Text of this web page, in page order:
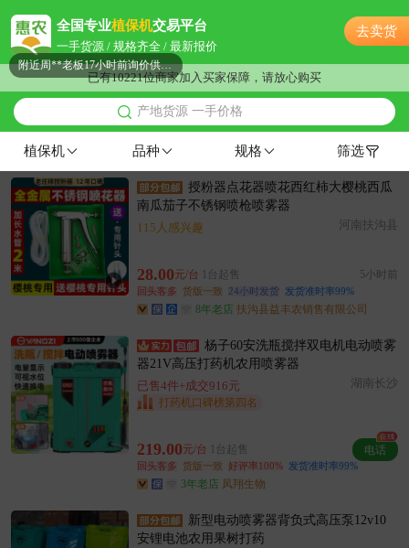
全国专业植保机交易平台
一手货源 / 规格齐全 / 最新报价
去卖货
已有10221位商家加入买家保障，请放心购买
产地货源 一手价格
附近阳**老板29分钟前获取了报价
附近严**老板4小时前成功采购
附近周**老板17小时前询价供应商
附近洪**老板12小时前询价供应商
附近王**老板19小时前成功采购
附近何**老板7小时前获取了报价
附近吴**老板47分钟前成功采购
附近林**老板7小时前成功采购
附近唐**老板51分钟前成功采购
附近聂**老板22分钟前获取了报价
附近宋**老板8小时前成功采购
附近陈**老板29分钟前获取了报价
附近胡**老板10分钟前询价供应商
附近罗**老板10分钟前看了商品
附近柳**老板14分钟前成功采购
附近冯**老板4小时前成功采购
附近王**老板1分钟前看了商品
附近林**老板4小时前成功采购
植保机 品种 规格 筛选
授粉器点花器喷花西红柿大樱桃西瓜
南瓜茄子不锈钢喷枪喷雾器
115人感兴趣
河南扶沟县
28.00元/台 1台起售 5小时前
回头客多 货版一致 24小时发货 发货准时率99%
8年老店 扶沟县益丰农销售有限公司
杨子60安洗瓶搅拌双电机电动喷雾
器21V高压打药机农用喷雾器
已售4件+成交916元
湖南长沙
打药机口碑榜第四名
219.00元/台 1台起售 电话
回头客多 货版一致 好评率100% 发货准时率99%
3年老店 凤翔生物
新型电动喷雾器背负式高压泵12v10
安锂电池农用果树打药